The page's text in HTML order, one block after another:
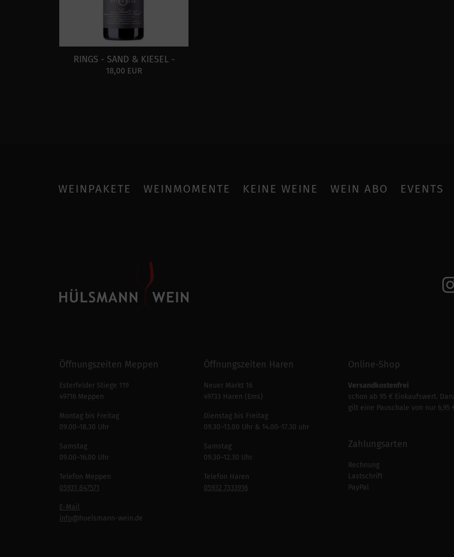
RINGS - SAND & KIESEL -
18,00 EUR
WEINPAKETE WEINMOMENTE KEINE WEINE WEIN ABO EVENTS
Öffnungszeiten Meppen
Esterfelder Stiege 119
49716 Meppen
Montag bis Freitag
09.00–18.30 Uhr
Samstag
09.00–16.00 Uhr
Telefon Meppen
05931 847571
E-Mail
info@huelsmann-wein.de
Öffnungszeiten Haren
Neuer Markt 16
49733 Haren (Ems)
Dienstag bis Freitag
09.30–13.00 Uhr & 14.00–17.30 uhr
Samstag
09.30–12.30 Uhr
Telefon Haren
05932 7333916
Online-Shop
Versandkostenfrei
schon ab 95 € Einkaufswert.
gilt eine Pauschale von nur 6,95
Zahlungsarten
Rechnung
Lastschrift
PayPal